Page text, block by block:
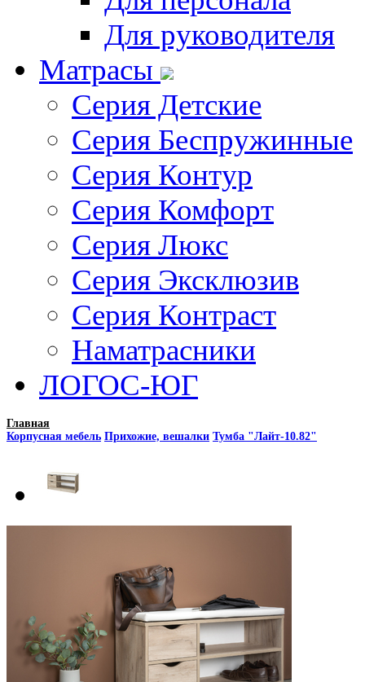
Для руководителя
Матрасы
Серия Детские
Серия Беспружинные
Серия Контур
Серия Комфорт
Серия Люкс
Серия Эксклюзив
Серия Контраст
Наматрасники
ЛОГОС-ЮГ
Главная
Корпусная мебель Прихожие, вешалки Тумба "Лайт-10.82"